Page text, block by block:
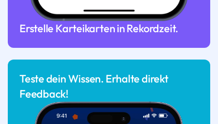
Erstelle Karteikarten in Rekordzeit.
Teste dein Wissen. Erhalte direkt
Feedback!